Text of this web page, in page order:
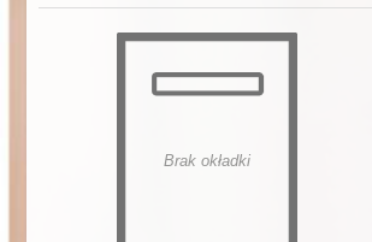
Brak okładki